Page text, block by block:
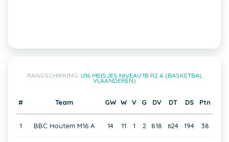
RANGSCHIKKING: U16 MEISJES NIVEAU 1B R2 A (BASKETBAL
VLAANDEREN)
# Team GW W V G DV DT DS Ptn
1 BBC Houtem M16 A 14 11 1 2 818 624 194 38